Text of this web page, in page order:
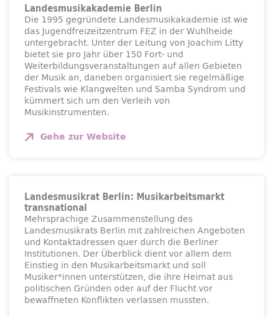
Landesmusikakademie Berlin
Die 1995 gegründete Landesmusikakademie ist wie
das Jugendfreizeitzentrum FEZ in der Wuhlheide
untergebracht. Unter der Leitung von Joachim Litty
bietet sie pro Jahr über 150 Fort- und
Weiterbildungsveranstaltungen auf allen Gebieten
der Musik an, daneben organisiert sie regelmäßige
Festivals wie Klangwelten und Samba Syndrom und
kümmert sich um den Verleih von
Musikinstrumenten.
Gehe zur Website
Landesmusikrat Berlin: Musikarbeitsmarkt
transnational
Mehrsprachige Zusammenstellung des
Landesmusikrats Berlin mit zahlreichen Angeboten
und Kontaktadressen quer durch die Berliner
Institutionen. Der Überblick dient vor allem dem
Einstieg in den Musikarbeitsmarkt und soll
Musiker*innen unterstützen, die ihre Heimat aus
politischen Gründen oder auf der Flucht vor
bewaffneten Konflikten verlassen mussten.